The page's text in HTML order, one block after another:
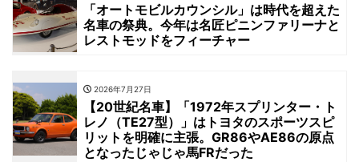
「オートモビルカウンシル」は時代を超えた
名車の祭典。今年は名匠ピニンファリーナと
レストモッドをフィーチャー
2026年7月27日
【20世紀名車】「1972年スプリンター・ト
レノ（TE27型）」はトヨタのスポーツスピ
リットを明確に主張。GR86やAE86の原点
となったじゃじゃ馬FRだった